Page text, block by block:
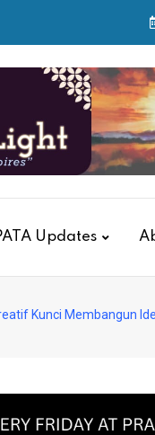
Darurat
Sajian di
Updates
Kunci Membangun